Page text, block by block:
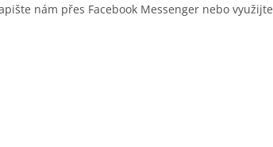
nám přes Facebook Messenger nebo